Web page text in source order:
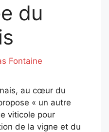
du
Fontaine
au cœur du
« un autre
viticole pour
de la vigne et du